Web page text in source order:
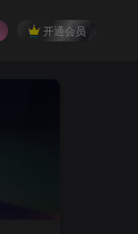
开通会员